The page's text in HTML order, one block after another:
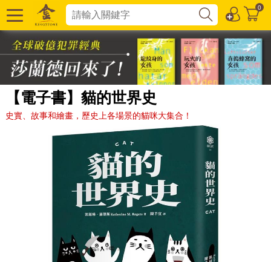
0
【電子書】貓的世界史
史實、故事和繪畫，歷史上各場景的貓咪大集合！